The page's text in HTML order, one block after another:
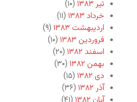
تیر ۱۳۸۳
(۱۰)
خرداد ۱۳۸۳
(۱۱)
اردیبهشت ۱۳۸۳
(۹)
فروردین ۱۳۸۳
(۱۰)
اسفند ۱۳۸۲
(۲۰)
بهمن ۱۳۸۲
(۳۰)
دی ۱۳۸۲
(۱۵)
آذر ۱۳۸۲
(۳۶)